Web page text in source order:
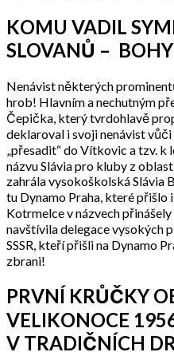
KOMU VADIL
SLOVANŮ –
Nenávist některých
hrob! Hlavním a nechutným
Čepička, který tvrdohlavě
deklaroval i svoji nenávist
„přesadit“ do Vítkovic a tzv.
názvu Slávia pro kluby z
zahrála vysokoškolská Slávia
tu Dynamo Praha, které přišlo
Kotrmelce v názvech
navštívila delegace vysokých
SSSR, kteří přišli na Dynamo
zbrani!
PRVNÍ KRŮČKY
VELIKONOCE
V TRADIČNÍCH